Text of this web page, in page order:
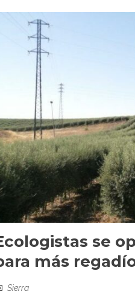
se
más
Sierra